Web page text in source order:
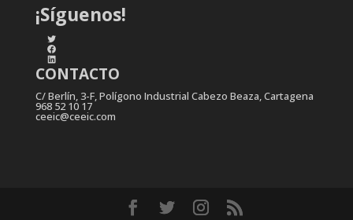
¡Síguenos!
Twitter
Facebook
LinkedIn
CONTACTO
C/ Berlín, 3-F, Polígono Industrial Cabezo Beaza, Cartagena
968 52 10 17
ceeic@ceeic.com